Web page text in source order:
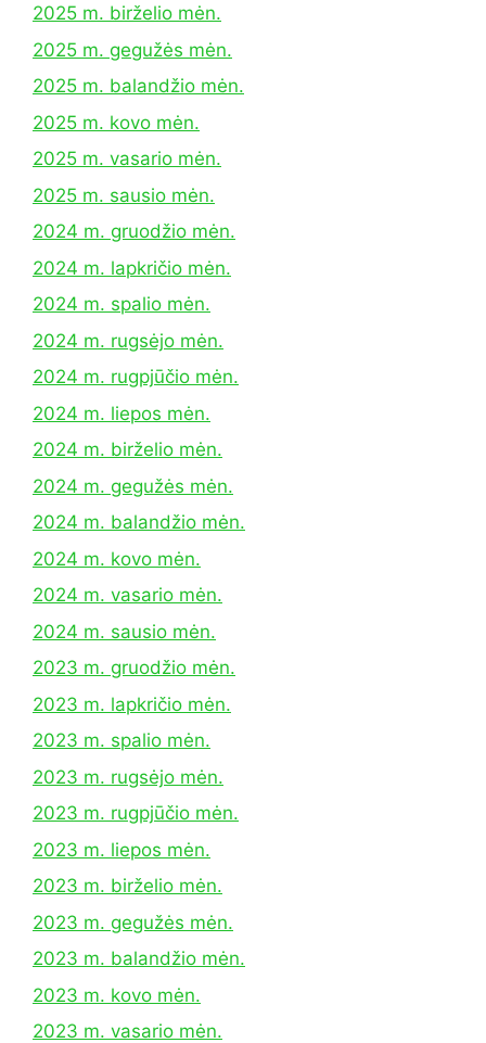
2025 m. birželio mėn.
2025 m. gegužės mėn.
2025 m. balandžio mėn.
2025 m. kovo mėn.
2025 m. vasario mėn.
2025 m. sausio mėn.
2024 m. gruodžio mėn.
2024 m. lapkričio mėn.
2024 m. spalio mėn.
2024 m. rugsėjo mėn.
2024 m. rugpjūčio mėn.
2024 m. liepos mėn.
2024 m. birželio mėn.
2024 m. gegužės mėn.
2024 m. balandžio mėn.
2024 m. kovo mėn.
2024 m. vasario mėn.
2024 m. sausio mėn.
2023 m. gruodžio mėn.
2023 m. lapkričio mėn.
2023 m. spalio mėn.
2023 m. rugsėjo mėn.
2023 m. rugpjūčio mėn.
2023 m. liepos mėn.
2023 m. birželio mėn.
2023 m. gegužės mėn.
2023 m. balandžio mėn.
2023 m. kovo mėn.
2023 m. vasario mėn.